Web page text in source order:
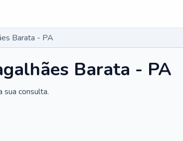
Barata - PA
Barata - PA
sua consulta.